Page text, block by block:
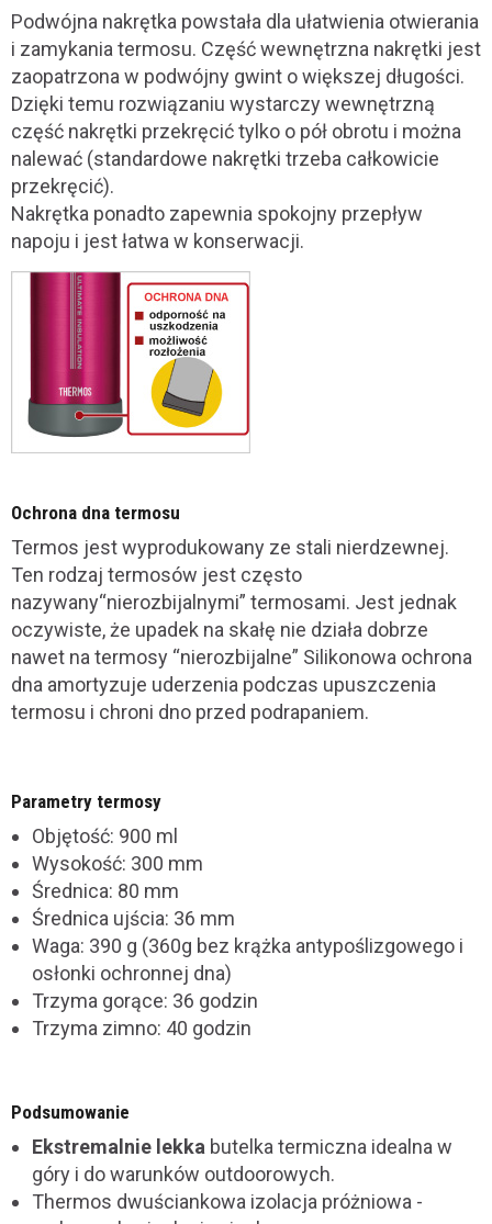
Podwójna nakrętka powstała dla ułatwienia otwierania
i zamykania termosu. Część wewnętrzna nakrętki jest
zaopatrzona w podwójny gwint o większej długości.
Dzięki temu rozwiązaniu wystarczy wewnętrzną
część nakrętki przekręcić tylko o pół obrotu i można
nalewać (standardowe nakrętki trzeba całkowicie
przekręcić).
Nakrętka ponadto zapewnia spokojny przepływ
napoju i jest łatwa w konserwacji.
Ochrona dna termosu
Termos jest wyprodukowany ze stali nierdzewnej.
Ten rodzaj termosów jest często
nazywany“nierozbijalnymi” termosami. Jest jednak
oczywiste, że upadek na skałę nie działa dobrze
nawet na termosy “nierozbijalne” Silikonowa ochrona
dna amortyzuje uderzenia podczas upuszczenia
termosu i chroni dno przed podrapaniem.
Parametry termosy
Objętość: 900 ml
Wysokość: 300 mm
Średnica: 80 mm
Średnica ujścia: 36 mm
Waga: 390 g (360g bez krążka antypoślizgowego i
osłonki ochronnej dna)
Trzyma gorące: 36 godzin
Trzyma zimno: 40 godzin
Podsumowanie
Ekstremalnie lekka butelka termiczna idealna w
góry i do warunków outdoorowych.
Thermos dwuściankowa izolacja próżniowa -